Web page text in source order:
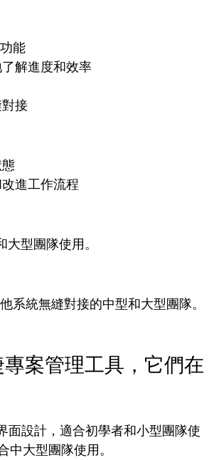
能
解進度和效率
接
進工作流程
型團隊使用。
系統無縫對接的中型和大型團隊。
案管理工具，它們在
面設計，適合初學者和小型團隊使
中大型團隊使用。